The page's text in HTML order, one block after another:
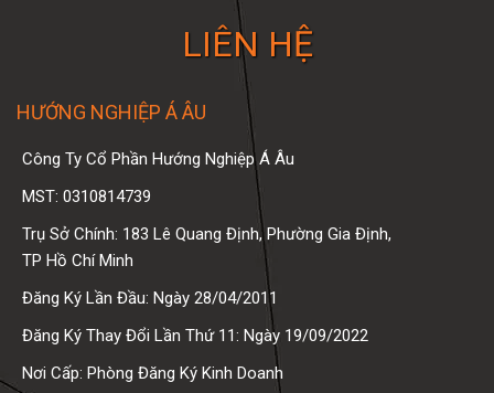
LIÊN HỆ
HƯỚNG NGHIỆP Á ÂU
Công Ty Cổ Phần Hướng Nghiệp Á Âu
MST: 0310814739
Trụ Sở Chính: 183 Lê Quang Định, Phường Gia Định,
TP Hồ Chí Minh
Đăng Ký Lần Đầu: Ngày 28/04/2011
Đăng Ký Thay Đổi Lần Thứ 11: Ngày 19/09/2022
Nơi Cấp: Phòng Đăng Ký Kinh Doanh